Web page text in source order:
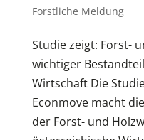
Forstliche Meldung
Studie zeigt: Forst-
wichtiger
Wirtschaft Die
Econmove macht
der Forst- und